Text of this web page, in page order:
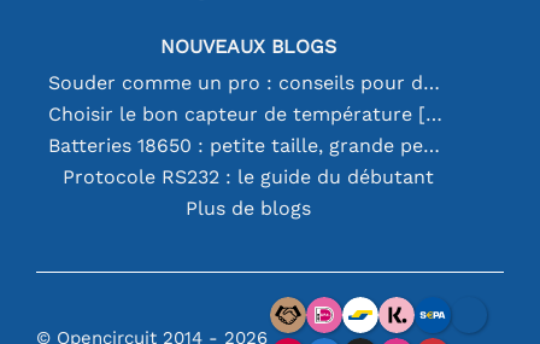
NOUVEAUX BLOGS
Souder comme un pro : conseils pour des connexions électroniques parfaites
Choisir le bon capteur de température [youtube]
Batteries 18650 : petite taille, grande performance
Protocole RS232 : le guide du débutant
Plus de blogs
© Opencircuit 2014 - 2026